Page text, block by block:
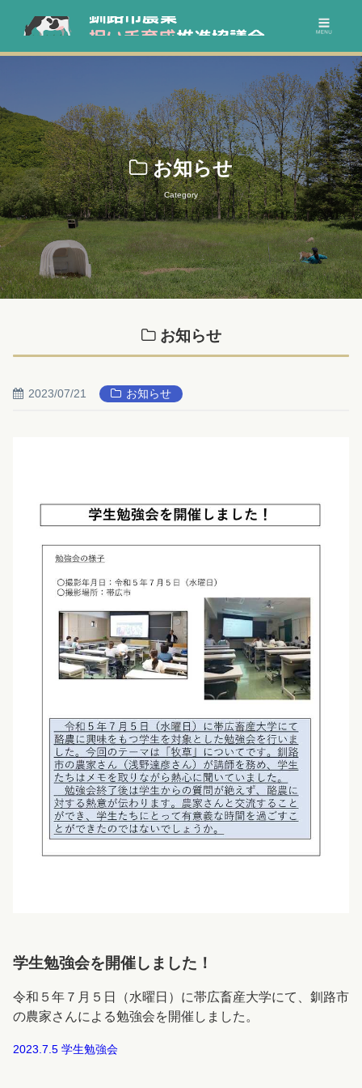
お知らせ
Category
お知らせ
2023/07/21 お知らせ
学生勉強会を開催しました！
令和５年７月５日（水曜日）に帯広畜産大学にて、釧路市
の農家さんによる勉強会を開催しました。
2023.7.5 学生勉強会